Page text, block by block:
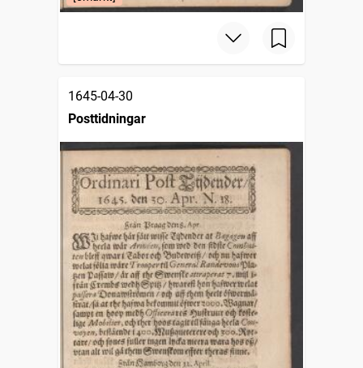
1645-04-30
Posttidningar